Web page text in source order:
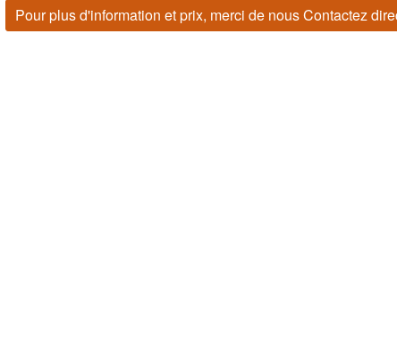
Pour plus d'information et prix, merci de nous Contactez